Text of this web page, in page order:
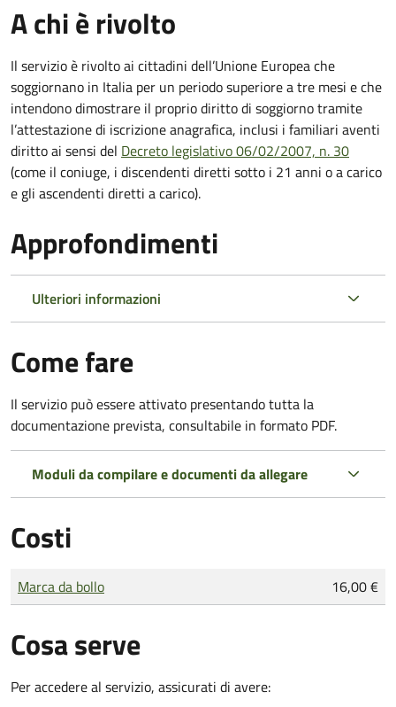
A chi è rivolto
Il servizio è rivolto ai cittadini dell’Unione Europea che
soggiornano in Italia per un periodo superiore a tre mesi e che
intendono dimostrare il proprio diritto di soggiorno tramite
l’attestazione di iscrizione anagrafica, inclusi i familiari aventi
diritto ai sensi del Decreto legislativo 06/02/2007, n. 30
(come il coniuge, i discendenti diretti sotto i 21 anni o a carico
e gli ascendenti diretti a carico).
Approfondimenti
Ulteriori informazioni
Come fare
Il servizio può essere attivato presentando tutta la
documentazione prevista, consultabile in formato PDF.
Moduli da compilare e documenti da allegare
Costi
Tipo di pagamento
Importo
Marca da bollo 16,00 €
Cosa serve
Per accedere al servizio, assicurati di avere: